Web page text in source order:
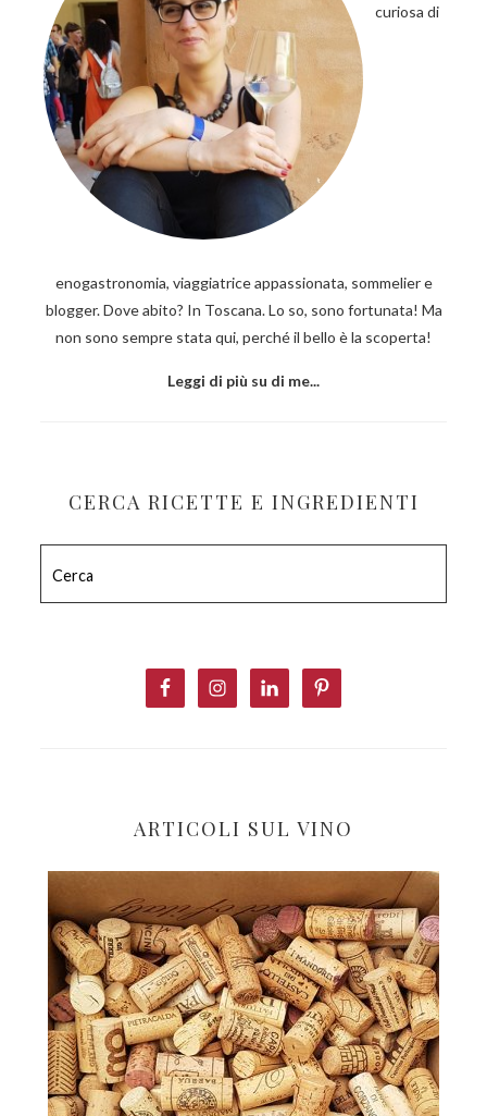
curiosa di
enogastronomia, viaggiatrice appassionata, sommelier e
blogger. Dove abito? In Toscana. Lo so, sono fortunata! Ma
non sono sempre stata qui, perché il bello è la scoperta!
Leggi di più su di me...
CERCA RICETTE E INGREDIENTI
Cerca
ARTICOLI SUL VINO